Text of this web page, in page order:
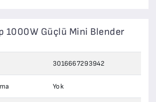
1000W Güçlü Mini Blender
3016667293942
Yok